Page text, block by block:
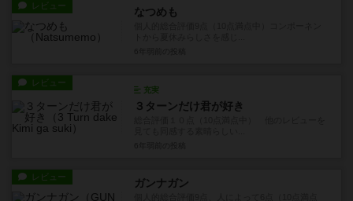
レビュー なつめも
レビュー
充実
３ターンだけ君が好き
レビュー ガンナガン